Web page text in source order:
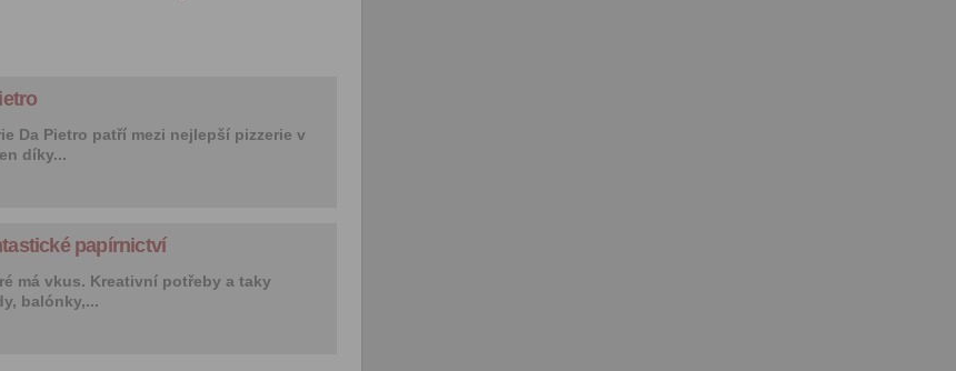
Da Pietro patří mezi nejlepší pizzerie v
díky...
papírnictví
má vkus. Kreativní potřeby a taky
balónky,...